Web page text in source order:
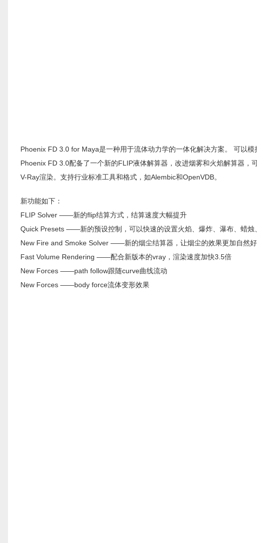
Phoenix FD 3.0 for Maya是一种用于流体动力学的一体化解决方案。 可以模
​Phoenix FD 3.0配备了一个新的FLIP液体解算器，改进烟雾和火焰解算器
V-Ray渲染。支持行业标准工具和格式，如Alembic和OpenVDB。
新功能如下：
FLIP Solver ——新的flip结算方式，结算速度大幅提升
Quick Presets ——新的预设控制，可以快速的设置火焰、爆炸、瀑布、蜡烛
New Fire and Smoke Solver ——新的烟尘结算器，让烟尘的效果更加自然
Fast Volume Rendering ——配合新版本的vray，渲染速度加快3.5倍
New Forces ——path follow跟随curve曲线流动
New Forces ——body force流体变形效果